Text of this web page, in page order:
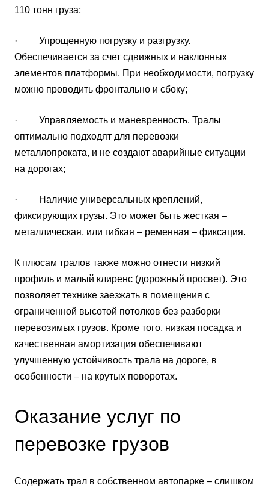
110 тонн груза;
· Упрощенную погрузку и разгрузку.
Обеспечивается за счет сдвижных и наклонных
элементов платформы. При необходимости, погрузку
можно проводить фронтально и сбоку;
· Управляемость и маневренность. Тралы
оптимально подходят для перевозки
металлопроката, и не создают аварийные ситуации
на дорогах;
· Наличие универсальных креплений,
фиксирующих грузы. Это может быть жесткая –
металлическая, или гибкая – ременная – фиксация.
К плюсам тралов также можно отнести низкий
профиль и малый клиренс (дорожный просвет). Это
позволяет технике заезжать в помещения с
ограниченной высотой потолков без разборки
перевозимых грузов. Кроме того, низкая посадка и
качественная амортизация обеспечивают
улучшенную устойчивость трала на дороге, в
особенности – на крутых поворотах.
Оказание услуг по
перевозке грузов
Содержать трал в собственном автопарке – слишком